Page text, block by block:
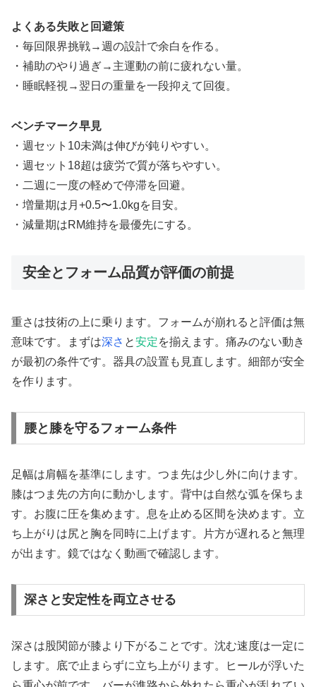
よくある失敗と回避策
・毎回限界挑戦→週の設計で余白を作る。
・補助のやり過ぎ→主運動の前に疲れない量。
・睡眠軽視→翌日の重量を一段抑えて回復。
ベンチマーク早見
・週セット10未満は伸びが鈍りやすい。
・週セット18超は疲労で質が落ちやすい。
・二週に一度の軽めで停滞を回避。
・増量期は月+0.5〜1.0kgを目安。
・減量期はRM維持を最優先にする。
安全とフォーム品質が評価の前提
重さは技術の上に乗ります。フォームが崩れると評価は無
意味です。まずは深さ と安定を揃えます。痛みのない動き
が最初の条件です。器具の設置も見直します。細部が安全
を作ります。
腰と膝を守るフォーム条件
足幅は肩幅を基準にします。つま先は少し外に向けます。
膝はつま先の方向に動かします。背中は自然な弧を保ちま
す。お腹に圧を集めます。息を止める区間を決めます。立
ち上がりは尻と胸を同時に上げます。片方が遅れると無理
が出ます。鏡ではなく動画で確認します。
深さと安定性を両立させる
深さは股関節が膝より下がることです。沈む速度は一定に
します。底で止まらずに立ち上がります。ヒールが浮いた